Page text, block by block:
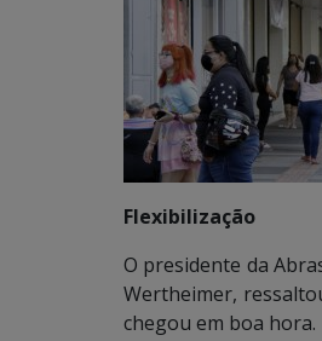
Flexibilização
O presidente da
Wertheimer,
chegou em boa hora.